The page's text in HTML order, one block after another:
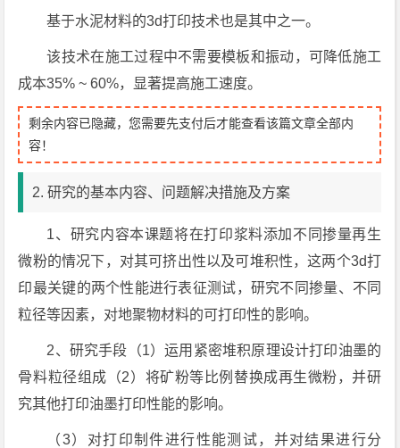
基于水泥材料的3d打印技术也是其中之一。
该技术在施工过程中不需要模板和振动，可降低施工
成本35% ~ 60%，显著提高施工速度。
剩余内容已隐藏，您需要先支付后才能查看该篇文章全部内
容！
2. 研究的基本内容、问题解决措施及方案
1、研究内容本课题将在打印浆料添加不同掺量再生
微粉的情况下，对其可挤出性以及可堆积性，这两个3d打
印最关键的两个性能进行表征测试，研究不同掺量、不同
粒径等因素，对地聚物材料的可打印性的影响。
2、研究手段（1）运用紧密堆积原理设计打印油墨的
骨料粒径组成（2）将矿粉等比例替换成再生微粉，并研
究其他打印油墨打印性能的影响。
（3）对打印制件进行性能测试，并对结果进行分